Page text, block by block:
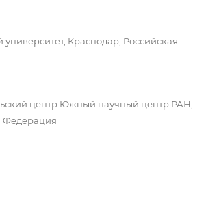
Краснодар, Российская
центр Южный научный центр РАН,
Федерация